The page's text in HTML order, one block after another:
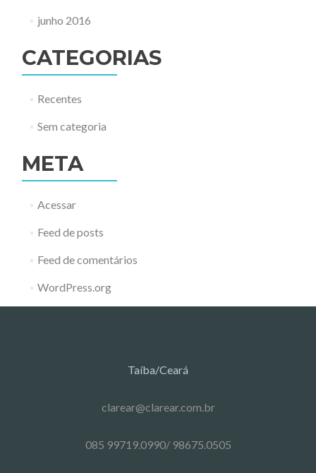
junho 2016
CATEGORIAS
Recentes
Sem categoria
META
Acessar
Feed de posts
Feed de comentários
WordPress.org
Taíba/Ceará
clarear@clarear.com.br
085 99719.0990/ 98675.0505